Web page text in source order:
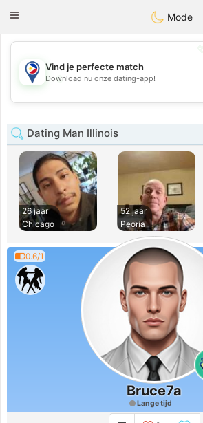
PhilippinesChat
Toggle
Mode
💖
💕
Vind je perfecte match
Download nu onze dating-app!
Dating Man Illinois
26 jaar
Chicago
52 jaar
Peoria
0.6/1
Bruce7a
Lange tijd